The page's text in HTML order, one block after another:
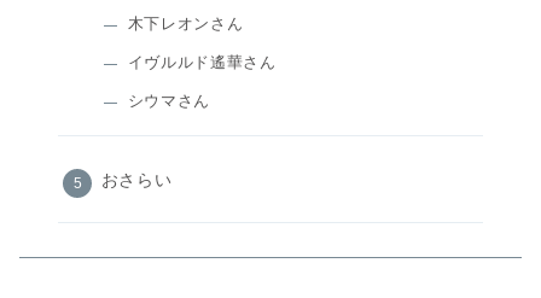
木下レオンさん
イヴルルド遙華さん
シウマさん
おさらい